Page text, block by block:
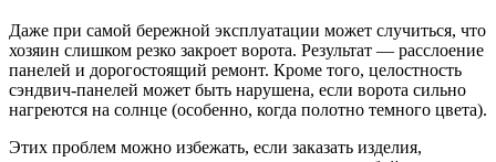
Даже при самой бережной эксплуатации может случиться, что
хозяин слишком резко закроет ворота. Результат — расслоение
панелей и дорогостоящий ремонт. Кроме того, целостность
сэндвич-панелей может быть нарушена, если ворота сильно
нагреются на солнце (особенно, когда полотно темного цвета).
Этих проблем можно избежать, если заказать изделия,